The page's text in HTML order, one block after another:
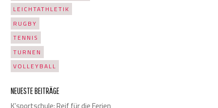
LEICHTATHLETIK
RUGBY
TENNIS
TURNEN
VOLLEYBALL
NEUESTE BEITRÄGE